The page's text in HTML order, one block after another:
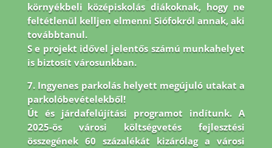
környékbeli középiskolás diákoknak, hogy ne
feltétlenül kelljen elmenni Siófokról annak, aki
továbbtanul.
S e projekt idővel jelentős számú munkahelyet
is biztosít városunkban.
7. Ingyenes parkolás helyett megújuló utakat a
parkolóbevételekből!
Út és járdafelújítási programot indítunk. A
2025-ös városi költségvetés fejlesztési
összegének 60 százalékát kizárólag a városi